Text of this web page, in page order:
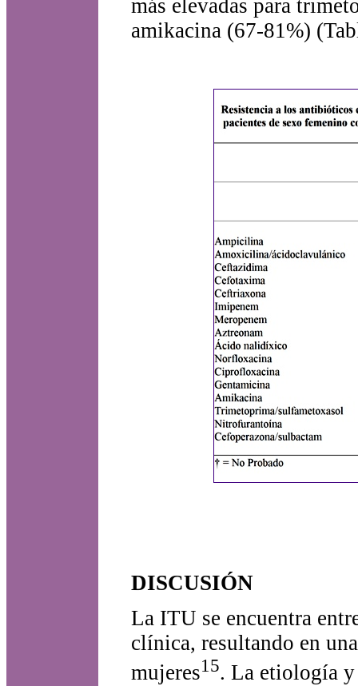
más elevadas para
amikacina (67-81%)
DISCUSIÓN
La ITU se encuentra
clínica, resultando en
mujeres15. La etiología y